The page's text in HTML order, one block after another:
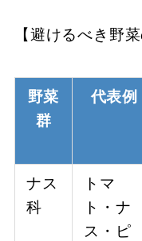
【避けるべき野
野菜
群
代表例
ナス
科
トマ
ト・ナ
ス・ピ